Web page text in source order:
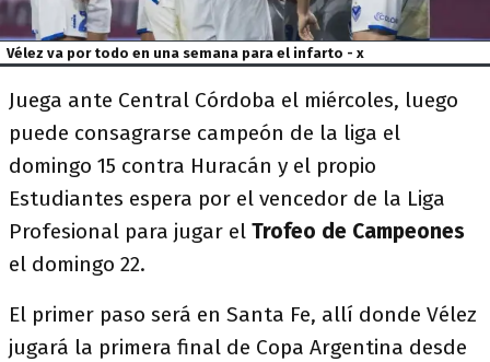
Vélez va por todo en una semana para el infarto - x
Juega ante Central Córdoba el miércoles, luego
puede consagrarse campeón de la liga el
domingo 15 contra Huracán y el propio
Estudiantes espera por el vencedor de la Liga
Profesional para jugar el Trofeo de Campeones
el domingo 22.
El primer paso será en Santa Fe, allí donde Vélez
jugará la primera final de Copa Argentina desde